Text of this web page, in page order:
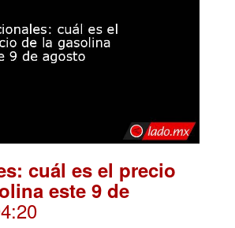
cuál es el precio
este 9 de